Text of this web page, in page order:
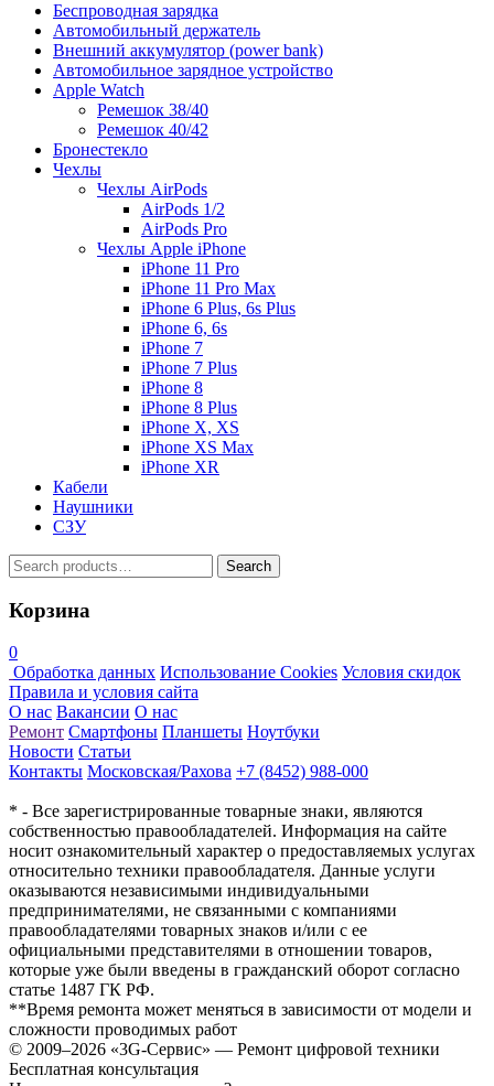
Беспроводная зарядка
Автомобильный держатель
Внешний аккумулятор (power bank)
Автомобильное зарядное устройство
Apple Watch
Ремешок 38/40
Ремешок 40/42
Бронестекло
Чехлы
Чехлы AirPods
AirPods 1/2
AirPods Pro
Чехлы Apple iPhone
iPhone 11 Pro
iPhone 11 Pro Max
iPhone 6 Plus, 6s Plus
iPhone 6, 6s
iPhone 7
iPhone 7 Plus
iPhone 8
iPhone 8 Plus
iPhone X, XS
iPhone XS Max
iPhone XR
Кабели
Наушники
СЗУ
Search
for:
Search
Корзина
0
Обработка данных Использование Cookies Условия скидок
Правила и условия сайта
О нас Вакансии О нас
Ремонт Смартфоны Планшеты Ноутбуки
Новости Статьи
Контакты Московская/Рахова +7 (8452) 988-000
* - Все зарегистрированные товарные знаки, являются
собственностью правообладателей. Информация на сайте
носит ознакомительный характер о предоставляемых услугах
относительно техники правообладателя. Данные услуги
оказываются независимыми индивидуальными
предпринимателями, не связанными с компаниями
правообладателями товарных знаков и/или с ее
официальными представителями в отношении товаров,
которые уже были введены в гражданский оборот согласно
статье 1487 ГК РФ.
**Время ремонта может меняться в зависимости от модели и
сложности проводимых работ
© 2009–2026 «3G-Сервис» — Ремонт цифровой техники
Бесплатная консультация